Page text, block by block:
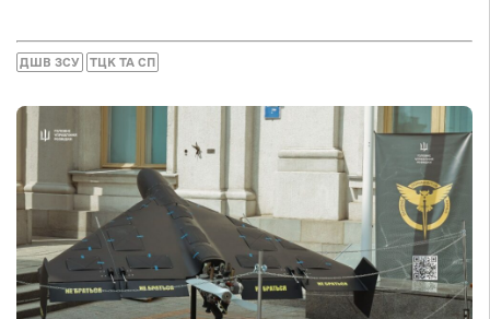
ДШВ ЗСУ ТЦК ТА СП